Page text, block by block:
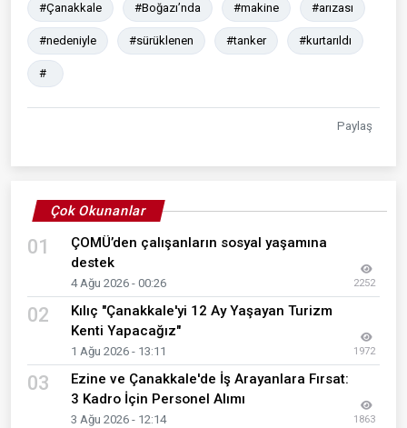
#Çanakkale #Boğazı’nda #makine #arızası
#nedeniyle #sürüklenen #tanker #kurtarıldı
#
Paylaş
Çok Okunanlar
01
ÇOMÜ’den çalışanların sosyal yaşamına
destek
4 Ağu 2026 - 00:26 2252
02
Kılıç "Çanakkale'yi 12 Ay Yaşayan Turizm
Kenti Yapacağız"
1 Ağu 2026 - 13:11 1972
03
Ezine ve Çanakkale'de İş Arayanlara Fırsat:
3 Kadro İçin Personel Alımı
3 Ağu 2026 - 12:14 1863